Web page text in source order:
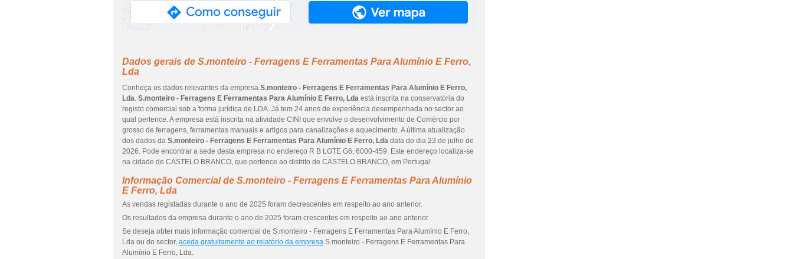
Dados gerais de S.monteiro - Ferragens E Ferramentas Para Alumínio E Ferro,
Lda
Conheça os dados relevantes da empresa S.monteiro - Ferragens E Ferramentas Para Alumínio E Ferro,
Lda. S.monteiro - Ferragens E Ferramentas Para Alumínio E Ferro, Lda está inscrita na conservatória do
registo comercial sob a forma jurídica de LDA. Já tem 24 anos de experiência desempenhada no sector ao
qual pertence. A empresa está inscrita na atividade CINI que envolve o desenvolvimento de Comércio por
grosso de ferragens, ferramentas manuais e artigos para canalizações e aquecimento. A última atualização
dos dados da S.monteiro - Ferragens E Ferramentas Para Alumínio E Ferro, Lda data do dia 23 de julho de
2026. Pode encontrar a sede desta empresa no endereço R B LOTE G6, 6000-459. Este endereço localiza-se
na cidade de CASTELO BRANCO, que pertence ao distrito de CASTELO BRANCO, em Portugal.
Informação Comercial de S.monteiro - Ferragens E Ferramentas Para Alumínio
E Ferro, Lda
As vendas registadas durante o ano de 2025 foram decrescentes em respeito ao ano anterior.
Os resultados da empresa durante o ano de 2025 foram crescentes em respeito ao ano anterior.
Se deseja obter mais informação comercial de S.monteiro - Ferragens E Ferramentas Para Alumínio E Ferro,
Lda ou do sector, aceda gratuitamente ao relatório da empresa S.monteiro - Ferragens E Ferramentas Para
Alumínio E Ferro, Lda.